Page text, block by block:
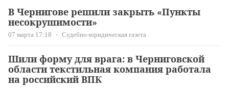
В Чернигове решили закрыть «Пункты
несокрушимости»
07 марта 17:18 Судебно-юридическая газета
Шили форму для врага: в Черниговской
области текстильная компания работала
на российский ВПК